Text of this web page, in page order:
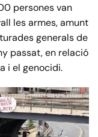
persones van
les armes, amunt
generals de
passat, en relació
i el genocidi.